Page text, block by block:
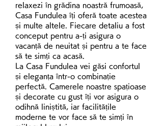
relaxezi în grădina noastră frumoasă,
Casa Fundulea îți oferă toate acestea
și multe altele. Fiecare detaliu a fost
conceput pentru a-ți asigura o
vacanță de neuitat și pentru a te face
să te simți ca acasă.
La Casa Fundulea vei găsi confortul
și eleganța într-o combinație
perfectă. Camerele noastre spațioase
și decorate cu gust îți vor asigura o
odihnă liniștită, iar facilitățile
moderne te vor face să te simți în